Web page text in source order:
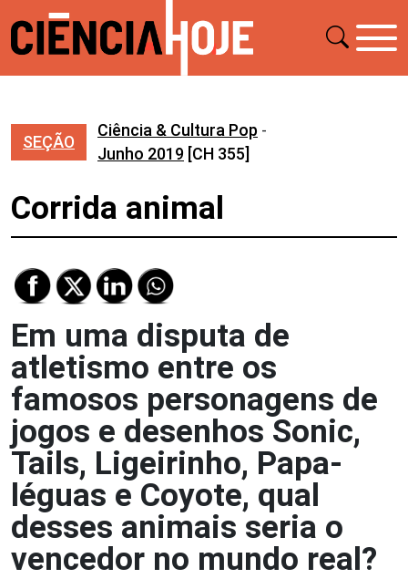
SEÇÃO
Ciência & Cultura Pop -
Junho 2019 [CH 355]
Corrida animal
Em uma disputa de
atletismo entre os
famosos personagens de
jogos e desenhos Sonic,
Tails, Ligeirinho, Papa-
léguas e Coyote, qual
desses animais seria o
vencedor no mundo real?